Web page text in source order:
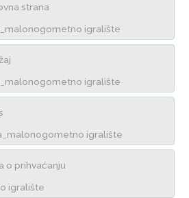
strana
igralište
igralište
igralište
o prihvaćanju
igralište